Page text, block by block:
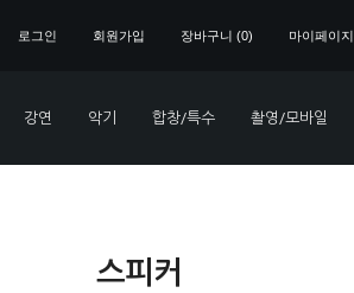
로그인 회원가입 장바구니 (0) 마이페이지
강연 악기 합창/특수 촬영/모바일
스피커